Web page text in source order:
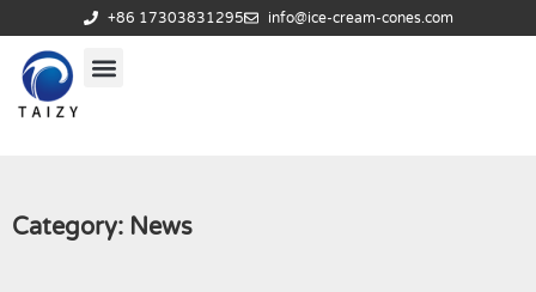
+86 17303831295 info@ice-cream-cones.com
Category: News